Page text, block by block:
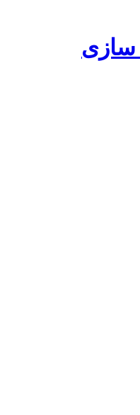
سازی